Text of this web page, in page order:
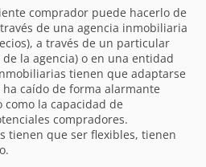
comprador puede hacerlo de
de una agencia inmobiliaria
a través de un particular
la agencia) o en una entidad
tienen que adaptarse
caído de forma alarmante
la capacidad de
compradores.
tienen que ser flexibles, tienen